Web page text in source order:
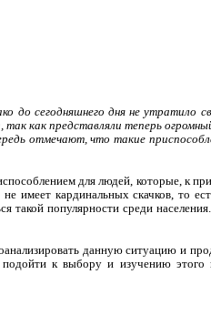
до сегодняшнего дня не утратило
как представляли теперь
отмечают, что такие
для людей, которые, к
имеет кардинальных скачков, то
такой популярности среди
данную ситуацию и
подойти к выбору и изучению